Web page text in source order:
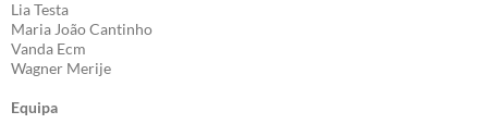
Lia Testa
Maria João Cantinho
Vanda Ecm
Wagner Merije
Equipa